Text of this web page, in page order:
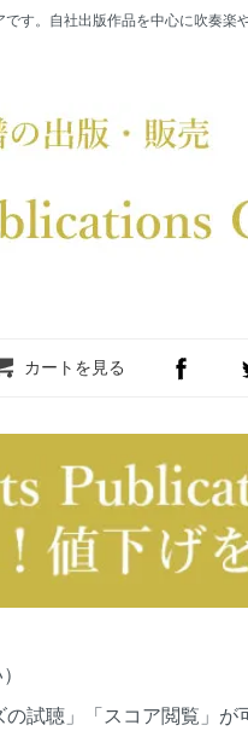
。自社出版作品を中心に吹奏楽
カートを見る
試聴」「スコア閲覧」が